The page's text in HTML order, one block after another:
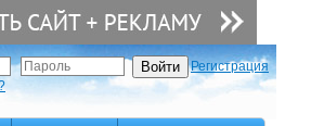
Регистрация